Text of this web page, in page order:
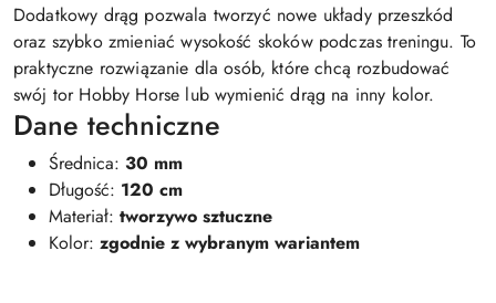
Dodatkowy drąg pozwala tworzyć nowe układy przeszkód
oraz szybko zmieniać wysokość skoków podczas treningu. To
praktyczne rozwiązanie dla osób, które chcą rozbudować
swój tor Hobby Horse lub wymienić drąg na inny kolor.
Dane techniczne
Średnica: 30 mm
Długość: 120 cm
Materiał: tworzywo sztuczne
Kolor: zgodnie z wybranym wariantem